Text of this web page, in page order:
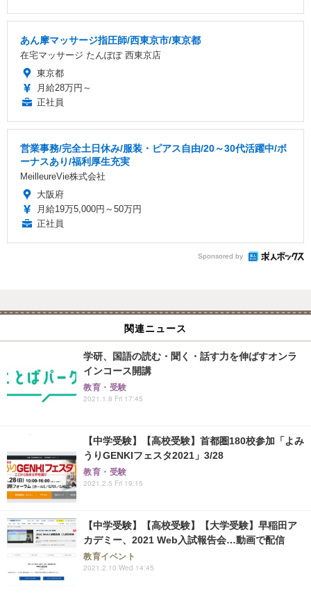
あん摩マッサージ指圧師/西東京市/東京都
在宅マッサージ たんぽぽ 西東京店
東京都
月給28万円～
正社員
営業事務/完全土日休み/服装・ピアス自由/20～30代活躍中/ボ
ーナスあり/福利厚生充実
MeilleureVie株式会社
大阪府
月給19万5,000円～50万円
正社員
Sponsored by
関連ニュース
学研、国語の読む・聞く・話す力を伸ばすオンラ
インコース開講
教育・受験
2021.1.8 Fri 17:45
【中学受験】【高校受験】首都圏180校参加「よみ
うりGENKIフェスタ2021」3/28
教育・受験
2021.2.5 Fri 19:15
【中学受験】【高校受験】【大学受験】早稲田ア
カデミー、2021 Web入試報告会…動画で配信
教育イベント
2021.2.10 Wed 14:45